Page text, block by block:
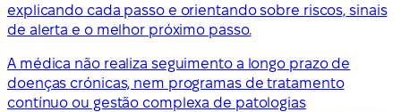
explicando cada passo e orientando sobre riscos, sinais
de alerta e o melhor próximo passo.
A médica não realiza seguimento a longo prazo de
doenças crónicas, nem programas de tratamento
contínuo ou gestão complexa de patologias